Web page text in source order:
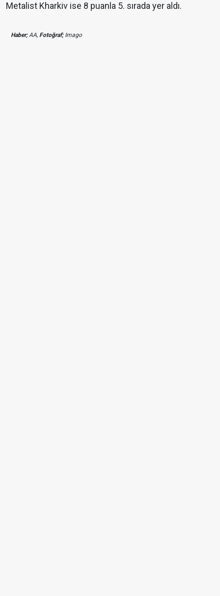
Metalist Kharkiv ise 8 puanla 5. sırada yer aldı.
Haber;AA, Fotoğraf;Imago